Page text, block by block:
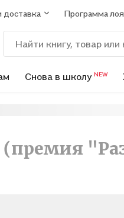
доставка Программа
Снова в школу NEW